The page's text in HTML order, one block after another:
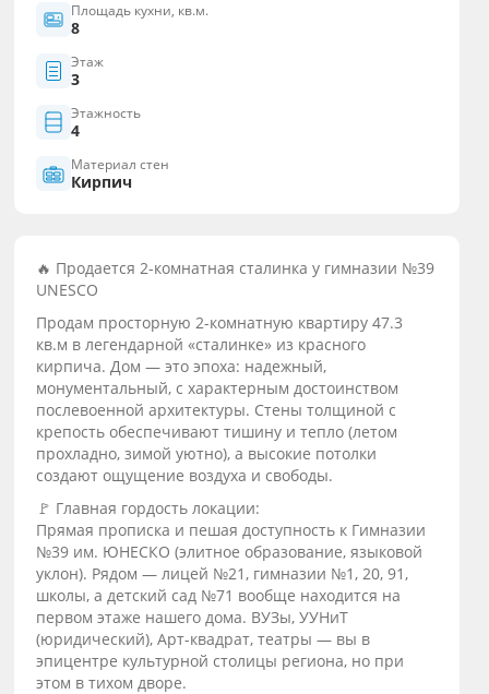
Площадь кухни, кв.м.
8
Этаж
3
Этажность
4
Материал стен
Кирпич
🔥 Продается 2-комнатная сталинка у гимназии №39
UNESCO
Продам просторную 2-комнатную квартиру 47.3
кв.м в легендарной «сталинке» из красного
кирпича. Дом — это эпоха: надежный,
монументальный, с характерным достоинством
послевоенной архитектуры. Стены толщиной с
крепость обеспечивают тишину и тепло (летом
прохладно, зимой уютно), а высокие потолки
создают ощущение воздуха и свободы.
🚩 Главная гордость локации:
Прямая прописка и пешая доступность к Гимназии
№39 им. ЮНЕСКО (элитное образование, языковой
уклон). Рядом — лицей №21, гимназии №1, 20, 91,
школы, а детский сад №71 вообще находится на
первом этаже нашего дома. ВУЗы, УУНиТ
(юридический), Арт-квадрат, театры — вы в
эпицентре культурной столицы региона, но при
этом в тихом дворе.